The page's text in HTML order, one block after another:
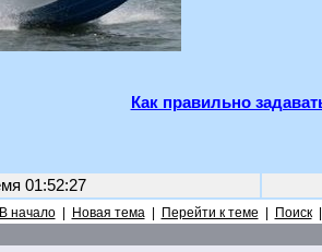
Как правильно
01:52:27
В начало| Новая тема| Перейти к теме Поиск|